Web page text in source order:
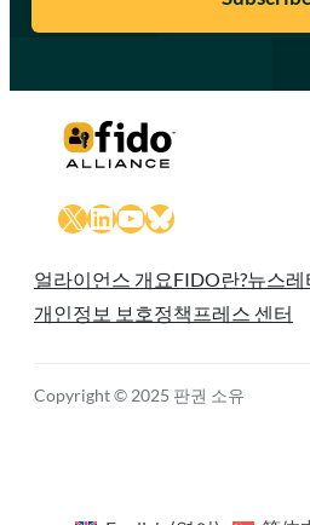
X LinkedIn
YouTube
Bluesky
얼라이언스 개요FIDO란?뉴스레
개인정보 보호정책 프레스 센터
Copyright © 2025 판권 소유